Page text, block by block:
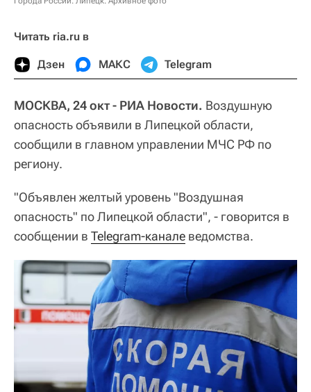
Читать ria.ru в
Дзен МАКС Telegram
МОСКВА, 24 окт - РИА Новости. Воздушную
опасность объявили в Липецкой области,
сообщили в главном управлении МЧС РФ по
региону.
"Объявлен желтый уровень "Воздушная
опасность" по Липецкой области", - говорится в
сообщении в Telegram-канале ведомства.